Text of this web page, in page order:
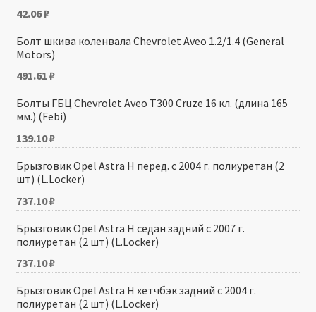
42.06₽
Болт шкива коленвала Chevrolet Aveo 1.2/1.4 (General
Motors)
491.61 ₽
Болты ГБЦ Chevrolet Aveo Т300 Cruze 16 кл. (длина 165
мм.) (Febi)
139.10₽
Брызговик Opel Astra H перед. с 2004 г. полиуретан (2
шт) (L.Locker)
737.10₽
Брызговик Opel Astra H седан задний с 2007 г.
полиуретан (2 шт) (L.Locker)
737.10₽
Брызговик Opel Astra H хетчбэк задний с 2004 г.
полиуретан (2 шт) (L.Locker)